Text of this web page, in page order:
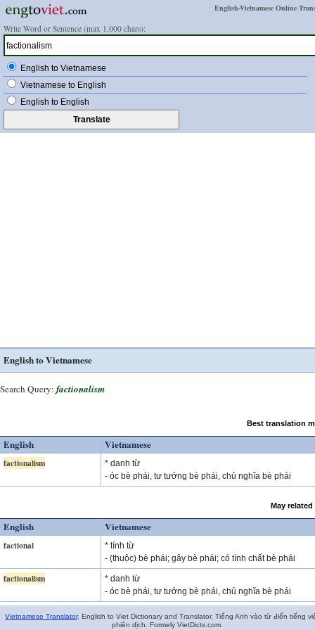
English-Vietnamese Online
Write Word or Sentence (max 1,000 chars):
English to Vietnamese
Vietnamese to English
English to English
English to Vietnamese
Search Query: factionalism
Best translation
English Vietnamese
factionalism
* danh từ
- óc bè phái, tư tưởng bè phái, chủ nghĩa bè phái
May
English Vietnamese
factional
* tính từ
- (thuộc) bè phái; gây bè phái; có tính chất bè phái
factionalism
* danh từ
- óc bè phái, tư tưởng bè phái, chủ nghĩa bè phái
Vietnamese Translator. English to Viet Dictionary and Translator. Tiếng Anh vào từ điển tiếng
phiên dịch. Formely VietDicts.com.